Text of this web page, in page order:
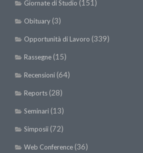
SISEF Notebook (Rassegna Stampa)
SISEF Eventi
SISEF@Facebook
@SISEF Tweets
@ForestTweeting
Giornate di Studio (151)
Obituary(3)
Opportunità di Lavoro (339)
Rassegne(15)
Recensioni(64)
Reports(28)
Seminari(13)
Simposii(72)
Web Conference(36)